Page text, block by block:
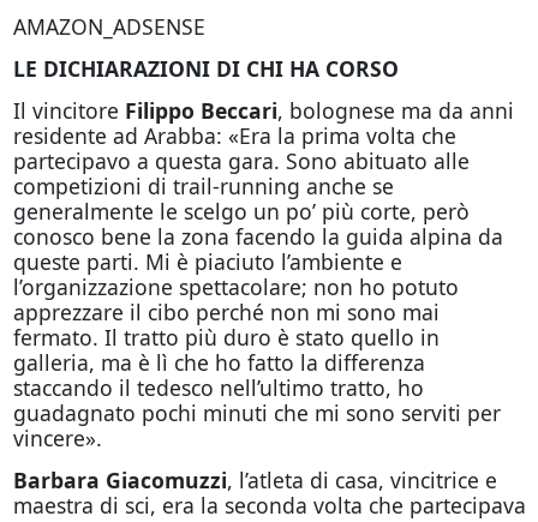
AMAZON_ADSENSE
LE DICHIARAZIONI DI CHI HA CORSO
Il vincitore Filippo Beccari, bolognese ma da anni
residente ad Arabba: «Era la prima volta che
partecipavo a questa gara. Sono abituato alle
competizioni di trail-running anche se
generalmente le scelgo un po’ più corte, però
conosco bene la zona facendo la guida alpina da
queste parti. Mi è piaciuto l’ambiente e
l’organizzazione spettacolare; non ho potuto
apprezzare il cibo perché non mi sono mai
fermato. Il tratto più duro è stato quello in
galleria, ma è lì che ho fatto la differenza
staccando il tedesco nell’ultimo tratto, ho
guadagnato pochi minuti che mi sono serviti per
vincere».
Barbara Giacomuzzi, l’atleta di casa, vincitrice e
maestra di sci, era la seconda volta che partecipava